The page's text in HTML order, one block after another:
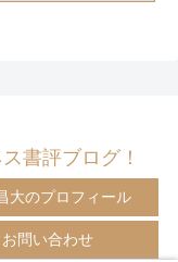
書評ブログ！
大のプロフィール
お問い合わせ